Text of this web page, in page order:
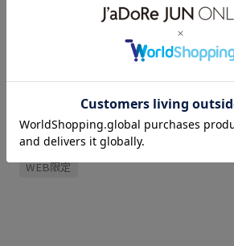
サイズ・素材・お手入れ方法
関連タグ
WEB限定